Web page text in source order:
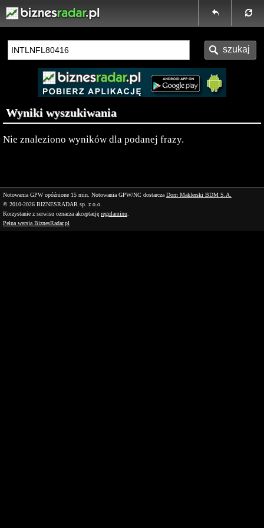
Wyniki wyszukiwania
Nie znaleziono wyników dla podanej frazy.
Notowania GPW opóźnione 15 min. Notowania GPW/NC dostarcza Dom Maklerski BDM S.A.
© 2010-2026 BIZNESRADAR sp. z o.o.
Korzystanie z serwisu oznacza akceptację regulaminu
Pełna wersja BiznesRadar.pl